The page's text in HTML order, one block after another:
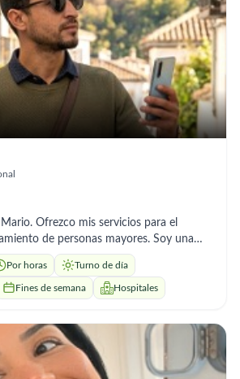
y una profunda humanidad. No solo
sino que busco ofrecer un servicio
prioridad es proteger historias, dignidad
la calidad de vida.
para el
de personas mayores. Soy una
paciente y con trato humano.
en
Por horas Turno de día
Fines de semana Hospitales